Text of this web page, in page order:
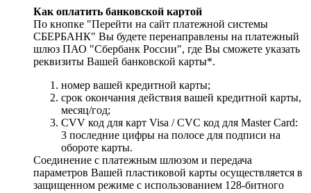
Как оплатить банковской картой
По кнопке "Перейти на сайт платежной системы
СБЕРБАНК" Вы будете перенаправлены на платежный
шлюз ПАО "Сбербанк России", где Вы сможете указать
реквизиты Вашей банковской карты*.
номер вашей кредитной карты;
cрок окончания действия вашей кредитной карты,
месяц/год;
CVV код для карт Visa / CVC код для Master Card:
3 последние цифры на полосе для подписи на
обороте карты.
Соединение с платежным шлюзом и передача
параметров Вашей пластиковой карты осуществляется в
защищенном режиме с использованием 128-битного